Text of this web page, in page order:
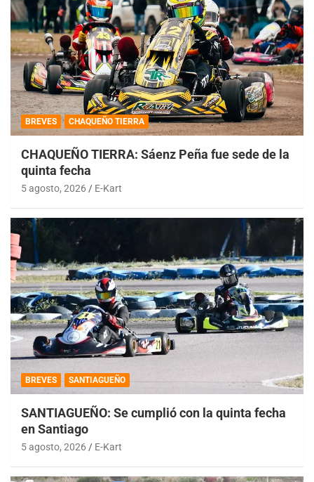
BREVES CHAQUEÑO TIERRA
CHAQUEÑO TIERRA: Sáenz Peña fue sede de la
quinta fecha
5 agosto, 2026 E-Kart
BREVES SANTIAGUEÑO
SANTIAGUEÑO: Se cumplió con la quinta fecha
en Santiago
5 agosto, 2026 E-Kart